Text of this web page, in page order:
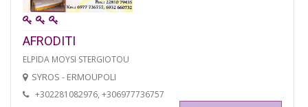
AFRODITI
ELPIDA MOYSI STERGIOTOU
SYROS - ERMOUPOLI
+302281082976, +306977736757